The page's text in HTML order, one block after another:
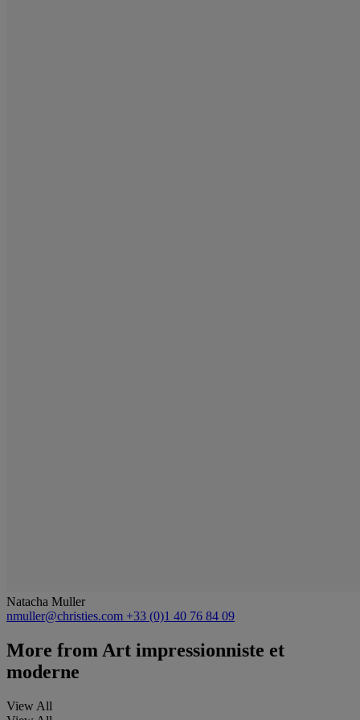
Natacha Muller
nmuller@christies.com +33 (0)1 40 76 84 09
More from Art impressionniste et
moderne
View All